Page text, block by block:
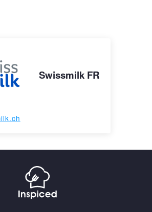
Swissmilk FR